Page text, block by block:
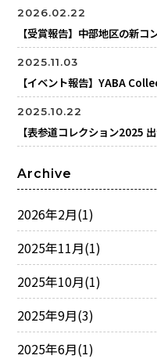
2026.02.22
【受賞報告】中部地区の新
2025.11.03
【イベント報告】YABA
2025.10.22
【表参道コレクション2025
Archive
2026年2月(1)
2025年11月(1)
2025年10月(1)
2025年9月(3)
2025年6月(1)